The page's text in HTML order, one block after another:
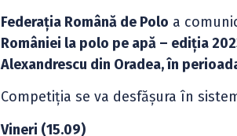
Federația Română de Polo a
României la polo pe apă – ediția
Alexandrescu din Oradea, în
Competiția se va desfășura în
Vineri (15.09)